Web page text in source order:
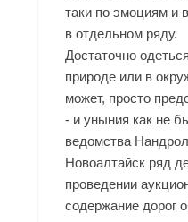
таки по эмоциям и
в отдельном ряду.
Достаточно
природе или в
может, просто
- и уныния как не
ведомства
Новоалтайск ряд
проведении
содержание дорог